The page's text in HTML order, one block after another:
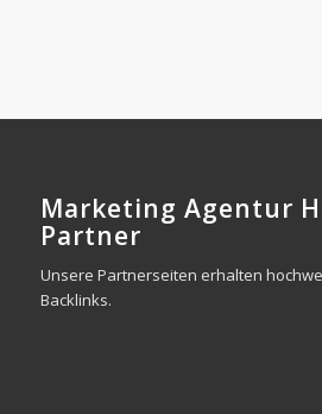
Marketing Agentur
Partner
Unsere Partnerseiten erhalten
Backlinks.